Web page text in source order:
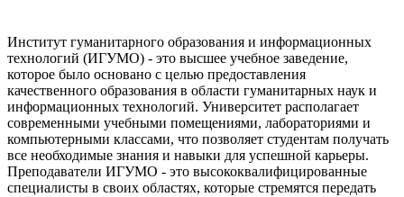
Институт гуманитарного образования и информационных
технологий (ИГУМО) - это высшее учебное заведение,
которое было основано с целью предоставления
качественного образования в области гуманитарных наук и
информационных технологий. Университет располагает
современными учебными помещениями, лабораториями и
компьютерными классами, что позволяет студентам получать
все необходимые знания и навыки для успешной карьеры.
Преподаватели ИГУМО - это высококвалифицированные
специалисты в своих областях, которые стремятся передать